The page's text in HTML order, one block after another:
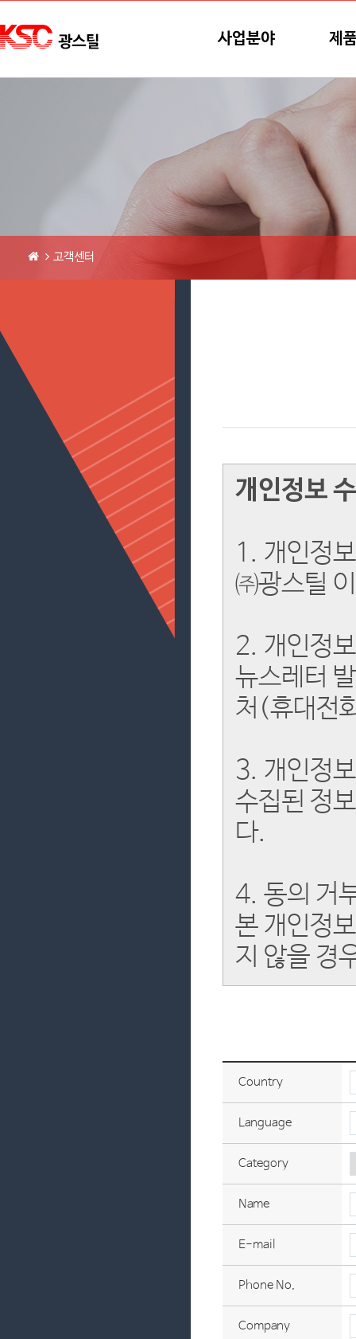
메뉴바로가기
사업분야 제
고객센터
개인정보
1. 개인정
㈜광스틸
2. 개인정
뉴스레터
처(휴대전
3. 개인정
수집된 정
다.
4. 동의 거
본 개인정
지 않을 경
Country
Language
Category
Name
E-mail
Phone No.
Company